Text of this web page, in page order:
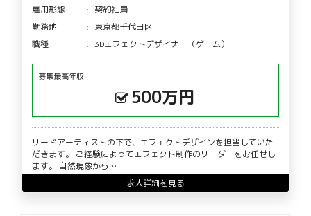
雇用形態
契約社員
勤務地
東京都千代田区
職種
3Dエフェクトデザイナー（ゲーム）
募集最高年収
500万円
リードアーティストの下で、エフェクトデザインを担当していた
だきます。 ご経験によってエフェクト制作のリーダーをお任せし
ます。 自然現象から…
求人詳細を見る